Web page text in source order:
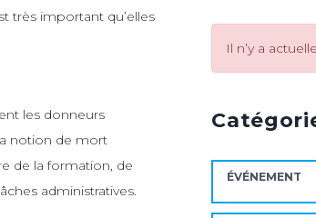
très important qu’elles
les donneurs
notion de mort
de la formation, de
administratives.
Il n’y a
ÉVÉNEMENT